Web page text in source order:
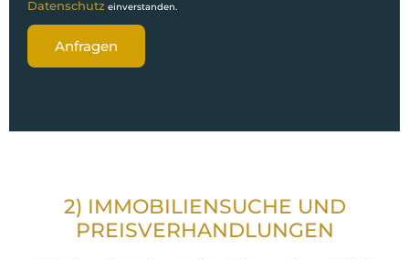
Datenschutz einverstanden.
Anfragen
2) IMMOBILIENSUCHE UND
PREISVERHANDLUNGEN